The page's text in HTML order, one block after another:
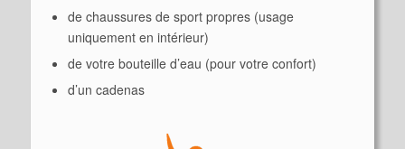
de chaussures de sport propres (usage
uniquement en intérieur)
de votre bouteille d’eau (pour votre confort)
d’un cadenas